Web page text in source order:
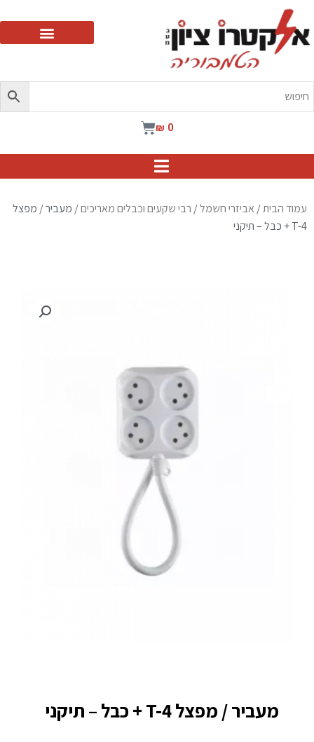
₪ 0
עגלת
עמוד הבית/ אביזרי חשמל/ רבי שקעים וכבלים מאריכים/ מעביר / מפצל
T-4 + כבל – תיקני
מעביר / מפצל T-4 + כבל – תיקני